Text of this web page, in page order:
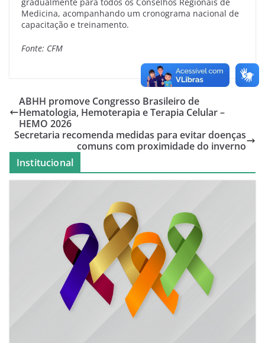
Medicina, acompanhando um cronograma nacional de
capacitação e treinamento.
Fonte: CFM
ABHH promove Congresso Brasileiro de
Hematologia, Hemoterapia e Terapia Celular –
HEMO 2026
Secretaria recomenda medidas para evitar doenças
comuns com proximidade do inverno
Institucional